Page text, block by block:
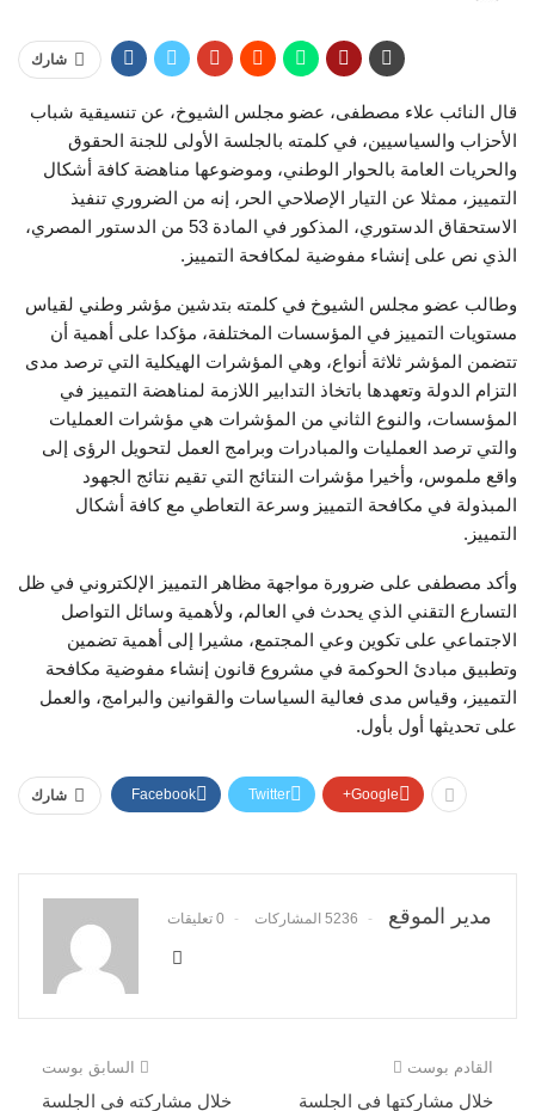
شارك
قال النائب علاء مصطفى، عضو مجلس الشيوخ، عن تنسيقية شباب
الأحزاب والسياسيين، في كلمته بالجلسة الأولى للجنة الحقوق
والحريات العامة بالحوار الوطني، وموضوعها مناهضة كافة أشكال
التمييز، ممثلا عن التيار الإصلاحي الحر، إنه من الضروري تنفيذ
الاستحقاق الدستوري، المذكور في المادة 53 من الدستور المصري،
الذي نص على إنشاء مفوضية لمكافحة التمييز.
وطالب عضو مجلس الشيوخ في كلمته بتدشين مؤشر وطني لقياس
مستويات التمييز في المؤسسات المختلفة، مؤكدا على أهمية أن
تتضمن المؤشر ثلاثة أنواع، وهي المؤشرات الهيكلية التي ترصد مدى
التزام الدولة وتعهدها باتخاذ التدابير اللازمة لمناهضة التمييز في
المؤسسات، والنوع الثاني من المؤشرات هي مؤشرات العمليات
والتي ترصد العمليات والمبادرات وبرامج العمل لتحويل الرؤى إلى
واقع ملموس، وأخيرا مؤشرات النتائج التي تقيم نتائج الجهود
المبذولة في مكافحة التمييز وسرعة التعاطي مع كافة أشكال
التمييز.
وأكد مصطفى على ضرورة مواجهة مظاهر التمييز الإلكتروني في ظل
التسارع التقني الذي يحدث في العالم، ولأهمية وسائل التواصل
الاجتماعي على تكوين وعي المجتمع، مشيرا إلى أهمية تضمين
وتطبيق مبادئ الحوكمة في مشروع قانون إنشاء مفوضية مكافحة
التمييز، وقياس مدى فعالية السياسات والقوانين والبرامج، والعمل
على تحديثها أول بأول.
شارك Facebook Twitter Google+
مدير الموقع 5236 المشاركات 0 تعليقات
السابق بوست
خلال مشاركته في الجلسة
القادم بوست
خلال مشاركتها في الجلسة